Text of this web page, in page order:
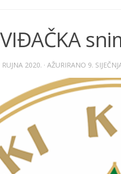
RUJNA 2020. · AŽURIRANO 9.